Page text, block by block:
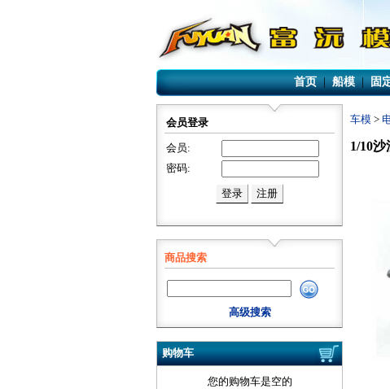
首页|船模|固
会员登录
会员:
密码:
商品搜索
高级搜索
购物车
您的购物车是空的
车模 >
1/10